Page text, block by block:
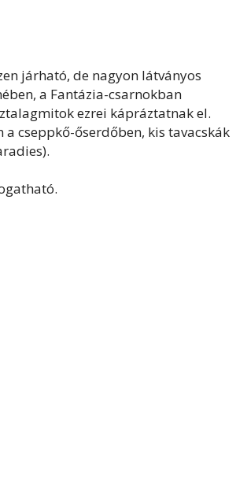
járható, de nagyon látványos
a Fantázia-csarnokban
ezrei kápráztatnak el.
a cseppkő-őserdőben, kis tavacskák